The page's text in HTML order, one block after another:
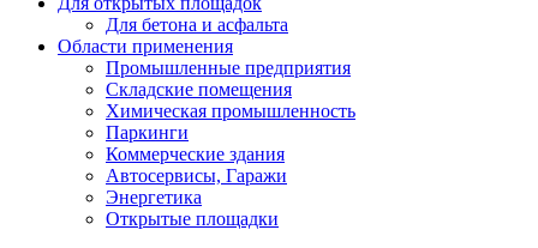
Для бетона и асфальта
Области применения
Промышленные предприятия
Складские помещения
Химическая промышленность
Паркинги
Коммерческие здания
Автосервисы, Гаражи
Энергетика
Открытые площадки